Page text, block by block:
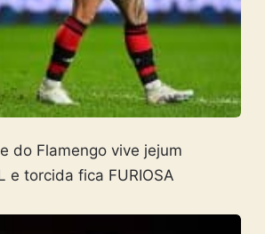
do Flamengo vive jejum
e torcida fica FURIOSA